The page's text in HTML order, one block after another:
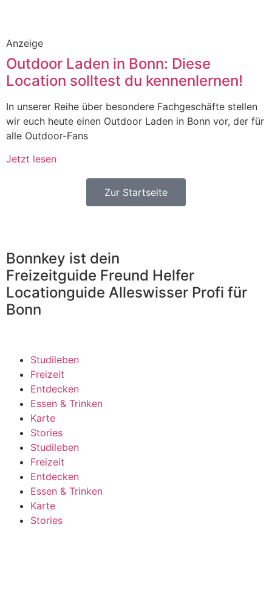
Anzeige
Outdoor Laden in Bonn: Diese
Location solltest du kennenlernen!
In unserer Reihe über besondere Fachgeschäfte stellen
wir euch heute einen Outdoor Laden in Bonn vor, der für
alle Outdoor-Fans
Jetzt lesen
Zur Startseite
Bonnkey ist dein
Freizeitguide Freund Helfer
Locationguide Alleswisser Profi für
Bonn
Studileben
Freizeit
Entdecken
Essen & Trinken
Karte
Stories
Studileben
Freizeit
Entdecken
Essen & Trinken
Karte
Stories